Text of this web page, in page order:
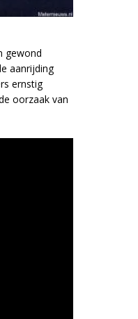
gewond
aanrijding
ernstig
oorzaak van